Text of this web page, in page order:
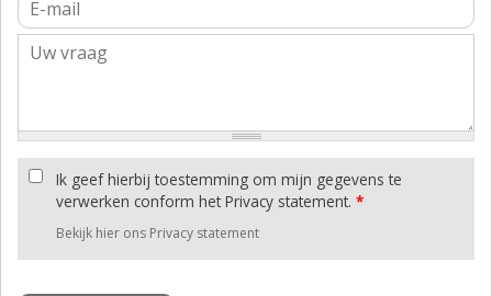
Ik geef hierbij toestemming om mijn gegevens te
verwerken conform het Privacy statement. *
Bekijk hier ons Privacy statement